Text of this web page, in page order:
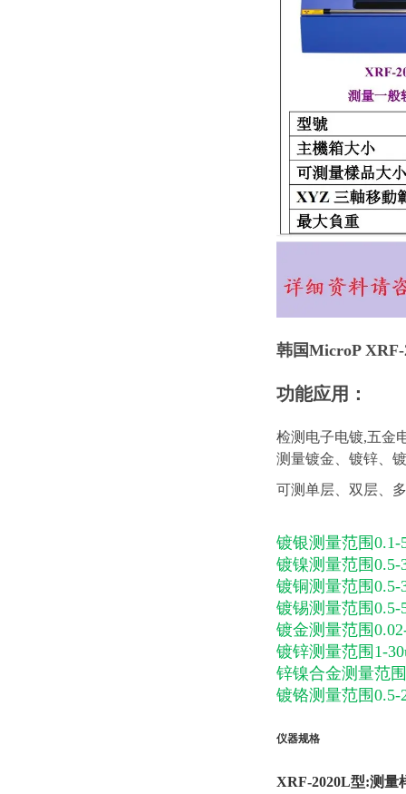
韩国MicroP
功能应用：
检测电子电镀,五金
测量镀金、镀锌、
可测单层、双层、
镀银测量范围0.1-
镀镍测量范围0.5-
镀铜测量范围0.5-
镀锡测量范围0.5-
镀金测量范围
镀锌测量范围1-
锌镍合金测量范
镀铬测量范围0.5-
仪器规格
XRF-2020L型:测量